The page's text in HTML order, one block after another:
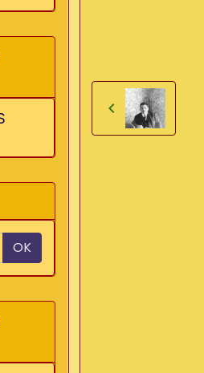
OK